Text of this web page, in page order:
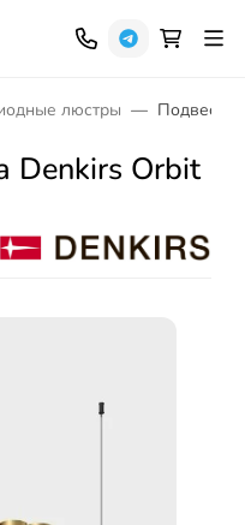
люстры
Denkirs Orbit